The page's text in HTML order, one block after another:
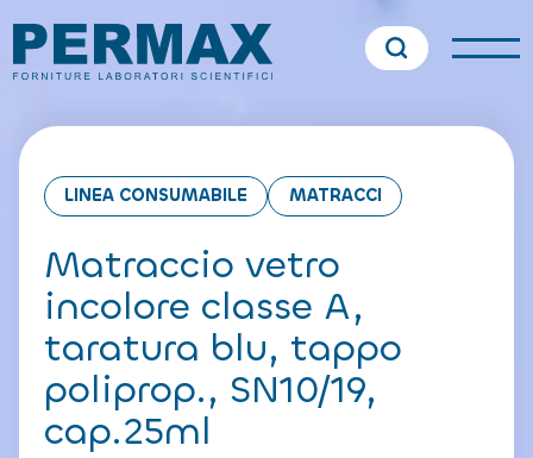
LINEA CONSUMABILE MATRACCI
Matraccio vetro
incolore classe A,
taratura blu, tappo
poliprop., SN10/19,
cap.25ml